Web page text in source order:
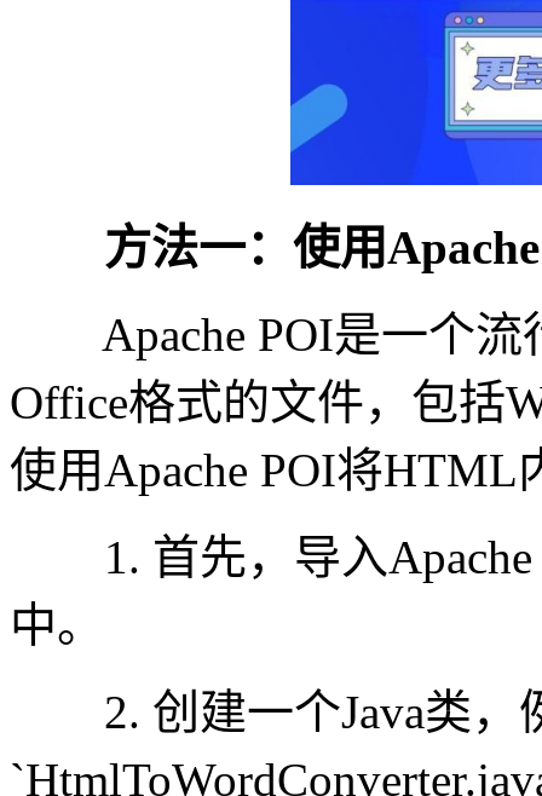
方法一：使用
Apache POI是一个流
Office格式的文件，包括
使用Apache POI将
1. 首先，导入Apache
中。
2. 创建一个Java类，